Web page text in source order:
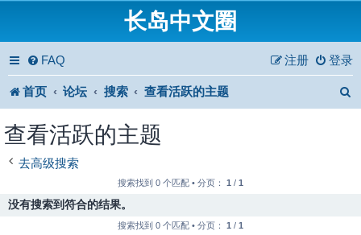
长岛中文圈
FAQ 登录
注册
首页 论坛 搜索 查看活跃的主题
查看活跃的主题
去高级搜索
搜索找到 0 个匹配 • 分页： 1 / 1
没有搜索到符合的结果。
搜索找到 0 个匹配 • 分页： 1 / 1